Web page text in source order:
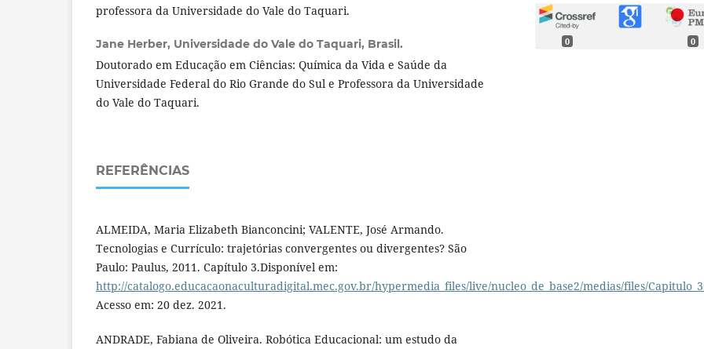
professora da Universidade do Vale do Taquari.
Jane Herber, Universidade do Vale do Taquari, Brasil.
Doutorado em Educação em Ciências: Química da Vida e Saúde da
Universidade Federal do Rio Grande do Sul e Professora da Universidade
do Vale do Taquari.
REFERÊNCIAS
ALMEIDA, Maria Elizabeth Bianconcini; VALENTE, José Armando.
Tecnologias e Currículo: trajetórias convergentes ou divergentes? São
Paulo: Paulus, 2011. Capítulo 3.Disponível em:
http://catalogo.educacaonaculturadigital.mec.gov.br/hypermedia_files/live/nucleo_de_base2/medias/files/
Acesso em: 20 dez. 2021.
ANDRADE, Fabiana de Oliveira. Robótica Educacional: um estudo da
0 0